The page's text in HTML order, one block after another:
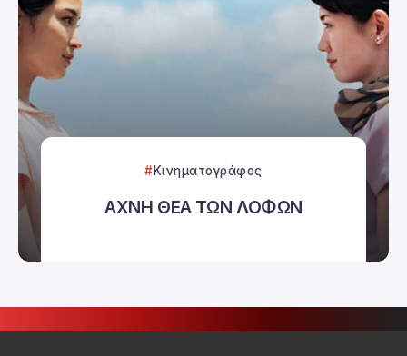
Κινηματογράφος
ΑΧΝΗ ΘΕΑ ΤΩΝ ΛΟΦΩΝ